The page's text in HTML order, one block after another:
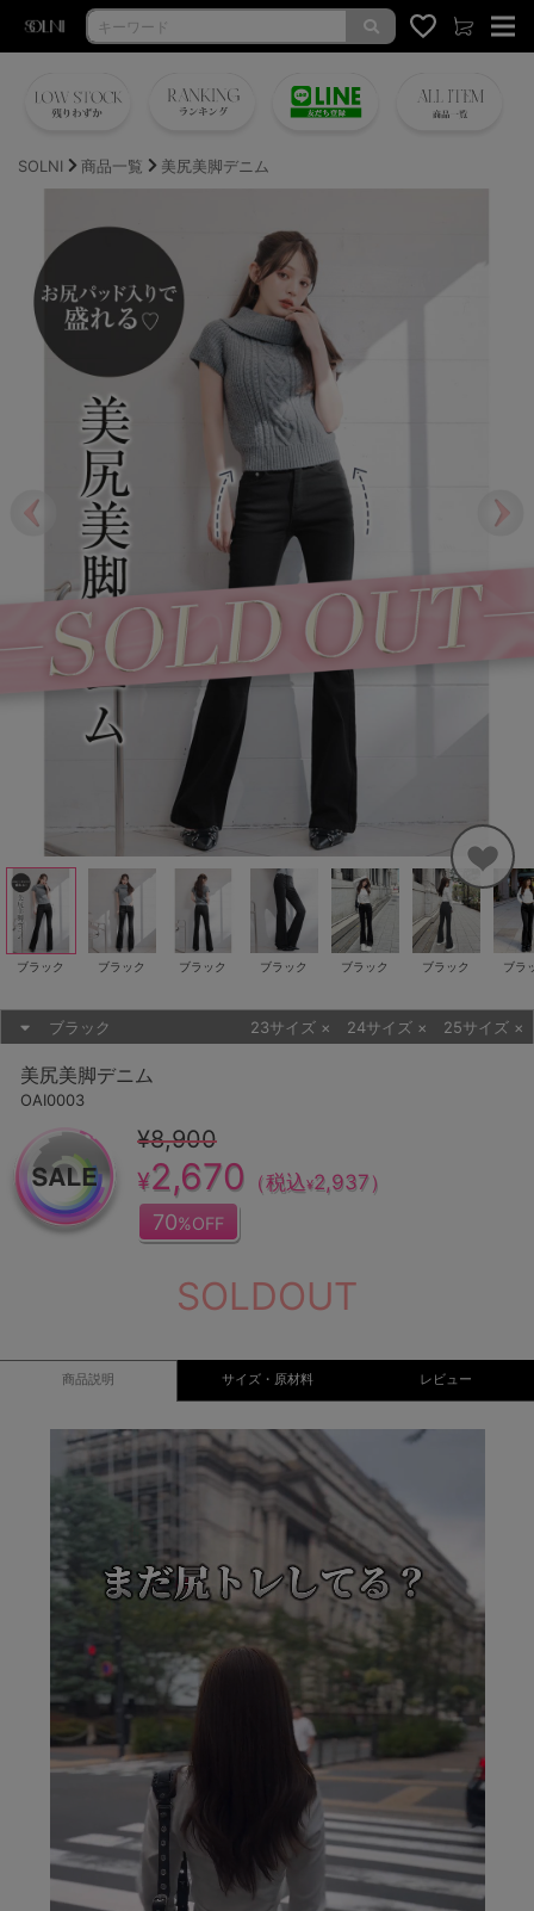
SOLNI 商品一覧 美尻美脚デニム
ブラック ブラック ブラック ブラック ブラック ブラック ブラ
ブラック 23サイズ × 24サイズ × 25サイズ ×
美尻美脚デニム
OAI0003
¥8,900
¥2,670 （税込¥2,937 ）
70%OFF
SOLDOUT
商品説明 サイズ・原材料 レビュー